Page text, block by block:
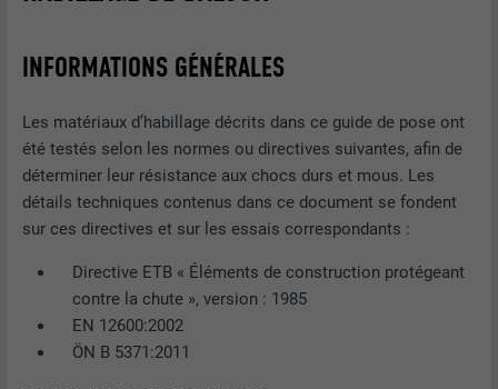
INFORMATIONS GÉNÉRALES
Les matériaux d’habillage décrits dans ce guide de pose ont
été testés selon les normes ou directives suivantes, afin de
déterminer leur résistance aux chocs durs et mous. Les
détails techniques contenus dans ce document se fondent
sur ces directives et sur les essais correspondants :
Directive ETB « Éléments de construction protégeant
contre la chute », version : 1985
EN 12600:2002
ÖN B 5371:2011